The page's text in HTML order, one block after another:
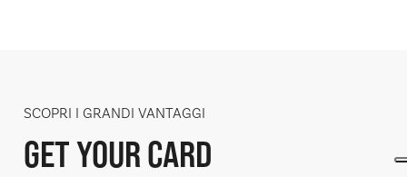
SCOPRI I GRANDI VANTAGGI
GET YOUR CARD